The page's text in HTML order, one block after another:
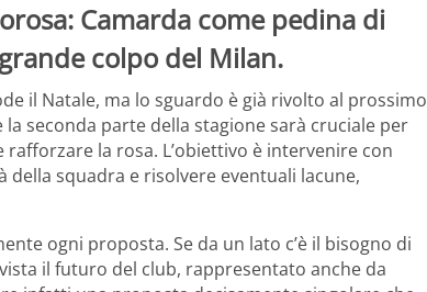
Camarda come pedina di
colpo del Milan.
il Natale, ma lo sguardo è già rivolto al prossimo
seconda parte della stagione sarà cruciale per
la rosa. L’obiettivo è intervenire con
squadra e risolvere eventuali lacune,
ogni proposta. Se da un lato c’è il bisogno di
il futuro del club, rappresentato anche da